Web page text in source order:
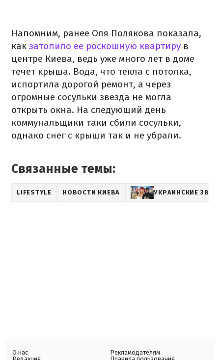
Напомним, ранее Оля Полякова показала,
как затопило ее роскошную квартиру в
центре Киева, ведь уже много лет в доме
течет крыша. Вода, что текла с потолка,
испортила дорогой ремонт, а через
огромные сосульки звезда не могла
открыть окна. На следующий день
коммунальщики таки сбили сосульки,
однако снег с крыши так и не убрали.
Связанные темы:
LIFESTYLE НОВОСТИ КИЕВА УКРАИНСКИЕ
О нас
Рекламодателям